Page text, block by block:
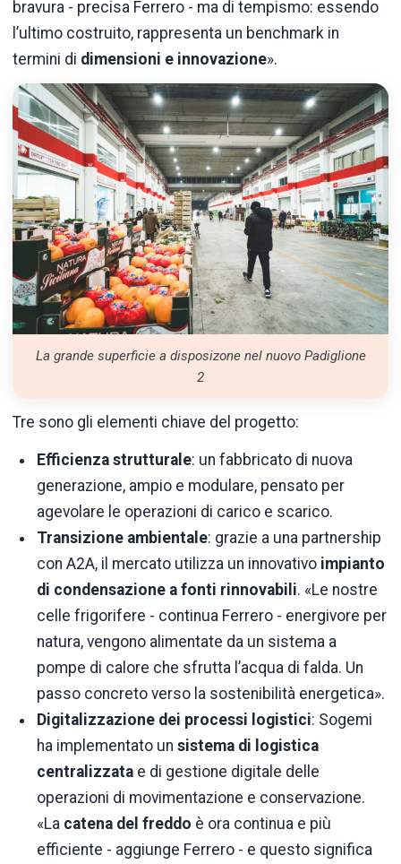
bravura - precisa Ferrero - ma di tempismo: essendo
l’ultimo costruito, rappresenta un benchmark in
termini di dimensioni e innovazione».
La grande superficie a disposizone nel nuovo Padiglione
2
Tre sono gli elementi chiave del progetto:
Efficienza strutturale: un fabbricato di nuova
generazione, ampio e modulare, pensato per
agevolare le operazioni di carico e scarico.
Transizione ambientale: grazie a una partnership
con A2A, il mercato utilizza un innovativo impianto
di condensazione a fonti rinnovabili. «Le nostre
celle frigorifere - continua Ferrero - energivore per
natura, vengono alimentate da un sistema a
pompe di calore che sfrutta l’acqua di falda. Un
passo concreto verso la sostenibilità energetica».
Digitalizzazione dei processi logistici: Sogemi
ha implementato unsistema di logistica
centralizzata e di gestione digitale delle
operazioni di movimentazione e conservazione.
«La catena del freddo è ora continua e più
efficiente - aggiunge Ferrero - e questo significa